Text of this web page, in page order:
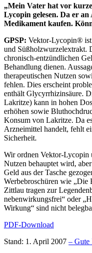
„Mein Vater hat vor
Lycopin gelesen. Da er an
Medikament kaufen.
GPSP: Vektor-Lycopin® ist
und Süßholzwurzelextrakt.
chronisch-entzündlichen
Behandlung dienen.
therapeutischen Nutzen
fehlen. Dies erscheint
enthält Glycyrrhizinsäure.
Lakritze) kann in hohen
erhöhen sowie
Konsum von Lakritze. Da
Arzneimittel handelt, fehlt
Sicherheit.
Wir ordnen Vektor-Lycopin
Nutzen behauptet wird,
Geld aus der Tasche
Werbebroschüren wie „Die
Zittlau tragen zur
nebenwirkungsfrei“ oder
Wirkung“ sind nicht
PDF-Download
Stand: 1. April 2007 – Gute